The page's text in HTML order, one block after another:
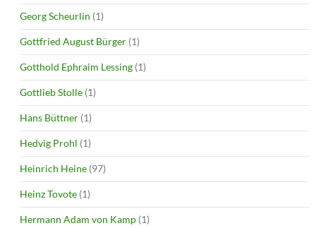
Georg Scheurlin (1)
Gottfried August Bürger (1)
Gotthold Ephraim Lessing (1)
Gottlieb Stolle (1)
Hans Büttner (1)
Hedvig Prohl (1)
Heinrich Heine (97)
Heinz Tovote (1)
Hermann Adam von Kamp (1)